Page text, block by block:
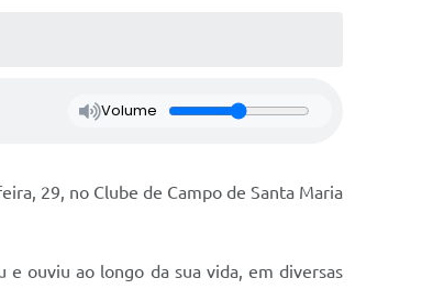
Volume
29, no Clube de Campo de Santa Maria
ouviu ao longo da sua vida, em diversas